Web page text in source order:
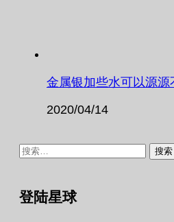
金属银加些水可以源
2020/04/14
搜
登陆星球